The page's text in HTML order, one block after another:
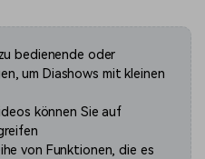
bedienende oder
um Diashows mit kleinen
können Sie auf
von Funktionen, die es